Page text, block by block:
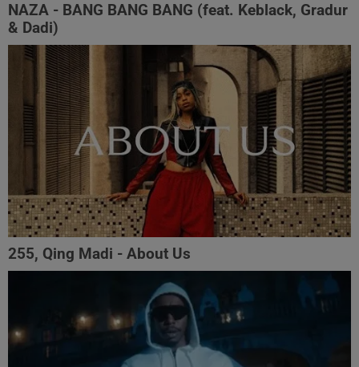
NAZA - BANG BANG BANG (feat. Keblack, Gradur
& Dadi)
255, Qing Madi - About Us